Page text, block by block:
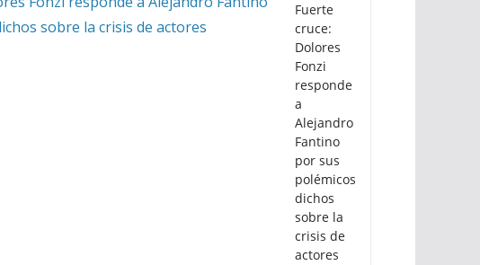
Fuerte
cruce:
Dolores
Fonzi
responde
a
Alejandro
Fantino
por sus
polémicos
dichos
sobre la
crisis de
actores